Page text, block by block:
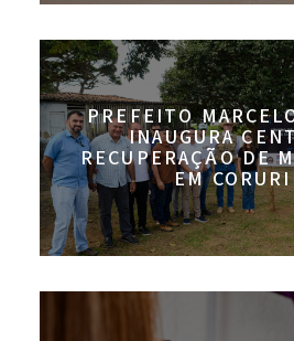
PREFEITO
INAUGURA
RECUPERAÇÃO DE
EM